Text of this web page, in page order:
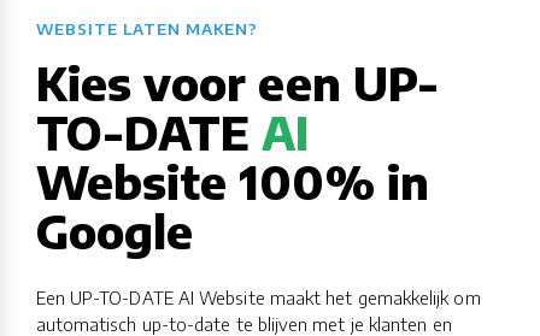
WEBSITE LATEN MAKEN?​​​​​​​​​​​​​​
Kies voor een UP-
TO-DATE AI
Website 100% in
Google
Een UP-TO-DATE AI Website maakt het gemakkelijk om
automatisch up-to-date te blijven met je klanten en